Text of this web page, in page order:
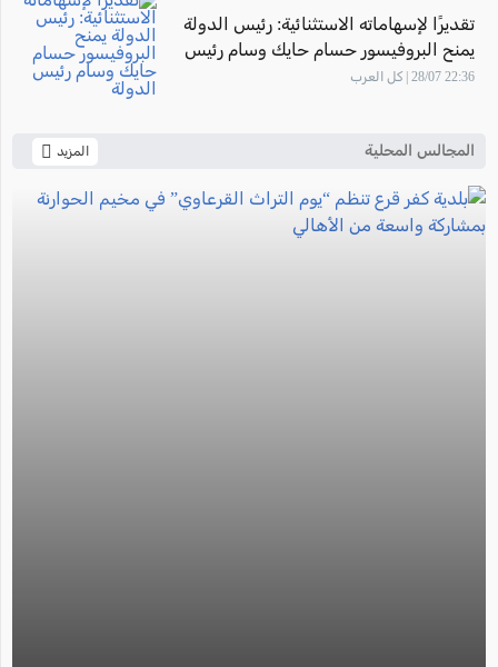
تقديرًا لإسهاماته الاستثنائية: رئيس الدولة
يمنح البروفيسور حسام حايك وسام رئيس
الدولة
22:36 28/07 | كل العرب
المجالس المحلية المزيد